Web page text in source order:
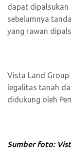
dapat dipalsukan
sebelumnya
yang rawan
Vista Land
legalitas tanah
didukung oleh
Sumber foto: